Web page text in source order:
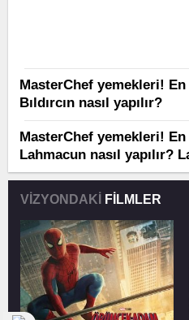
MasterChef yemekleri! En
Bıldırcın nasıl yapılır?
MasterChef yemekleri!
Lahmacun nasıl yapılır?
VİZYONDAKİ FİLMLER